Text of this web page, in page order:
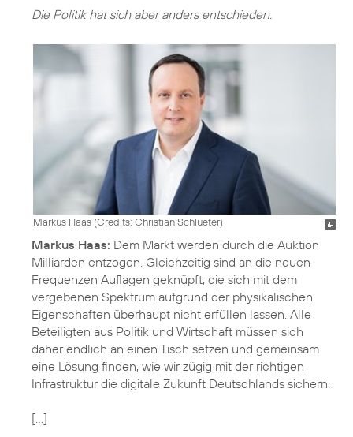
Die Politik hat sich aber anders entschieden.
Markus Haas (Credits: Christian Schlueter)
Markus Haas: Dem Markt werden durch die Auktion
Milliarden entzogen. Gleichzeitig sind an die neuen
Frequenzen Auflagen geknüpft, die sich mit dem
vergebenen Spektrum aufgrund der physikalischen
Eigenschaften überhaupt nicht erfüllen lassen. Alle
Beteiligten aus Politik und Wirtschaft müssen sich
daher endlich an einen Tisch setzen und gemeinsam
eine Lösung finden, wie wir zügig mit der richtigen
Infrastruktur die digitale Zukunft Deutschlands sichern.
[…]